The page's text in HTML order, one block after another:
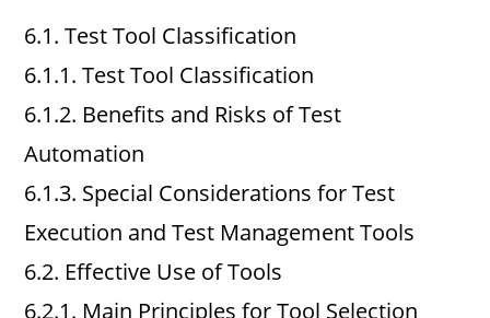
6.1. Test Tool Classification
6.1.1. Test Tool Classification
6.1.2. Benefits and Risks of Test
Automation
6.1.3. Special Considerations for Test
Execution and Test Management Tools
6.2. Effective Use of Tools
6.2.1. Main Principles for Tool Selection